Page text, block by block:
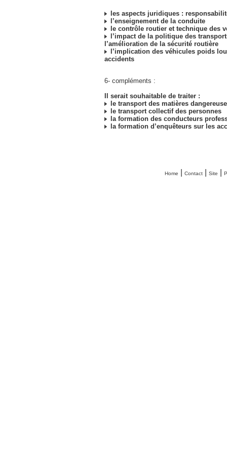
les aspects juridiques :
l’enseignement de la conduite
le contrôle routier et technique des
l’impact de la politique des
l’amélioration de la sécurité routière
l’implication des véhicules poids
accidents
6- compléments :
Il serait souhaitable de traiter :
le transport des matières
le transport collectif des personnes
la formation des conducteurs
la formation d’enquêteurs sur les
Home Contact| Site